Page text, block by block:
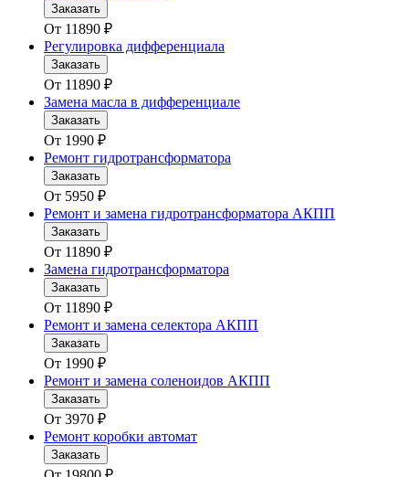
Заказать
От 11890 ₽
Регулировка дифференциала
Заказать
От 11890 ₽
Замена масла в дифференциале
Заказать
От 1990 ₽
Ремонт гидротрансформатора
Заказать
От 5950 ₽
Ремонт и замена гидротрансформатора АКПП
Заказать
От 11890 ₽
Замена гидротрансформатора
Заказать
От 11890 ₽
Ремонт и замена селектора АКПП
Заказать
От 1990 ₽
Ремонт и замена соленоидов АКПП
Заказать
От 3970 ₽
Ремонт коробки автомат
Заказать